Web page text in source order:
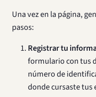
Una vez en la página,
pasos:
Registrar tu
formulario con tus
número de
donde cursaste tus